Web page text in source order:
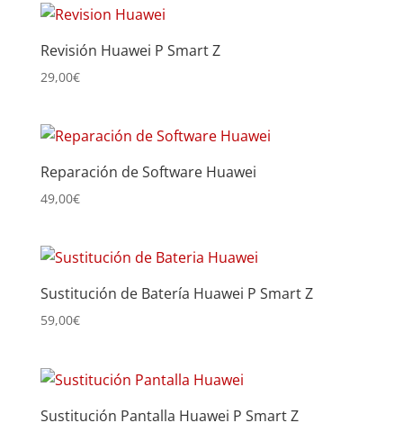
Revisión Huawei P Smart Z
29,00€
Reparación de Software Huawei
49,00€
Sustitución de Batería Huawei P Smart Z
59,00€
Sustitución Pantalla Huawei P Smart Z